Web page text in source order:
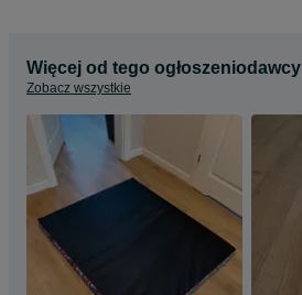
Więcej od tego ogłoszeniodawcy
Zobacz wszystkie